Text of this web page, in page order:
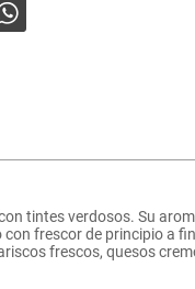
tintes verdosos. Su
frescor de principio a
frescos, quesos